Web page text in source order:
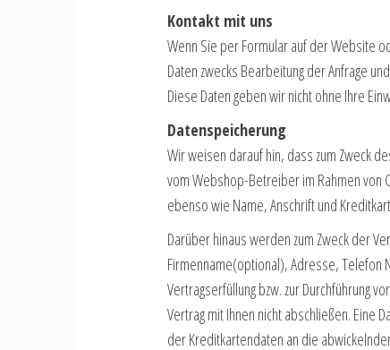
Kontakt mit uns
Wenn Sie per Formular auf der Website
Daten zwecks Bearbeitung der Anfrage
Diese Daten geben wir nicht ohne Ihre
Datenspeicherung
Wir weisen darauf hin, dass zum Zweck
vom Webshop-Betreiber im Rahmen von
ebenso wie Name, Anschrift und
Darüber hinaus werden zum Zweck der
Firmenname(optional), Adresse, Telefon
Vertragserfüllung bzw. zur Durchführung
Vertrag mit Ihnen nicht abschließen. Eine
der Kreditkartendaten an die